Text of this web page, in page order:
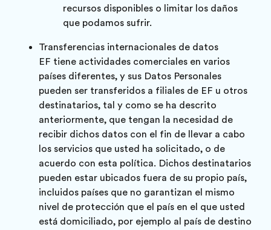
recursos disponibles o limitar los daños
que podamos sufrir.
Transferencias internacionales de datos
EF tiene actividades comerciales en varios
países diferentes, y sus Datos Personales
pueden ser transferidos a filiales de EF u otros
destinatarios, tal y como se ha descrito
anteriormente, que tengan la necesidad de
recibir dichos datos con el fin de llevar a cabo
los servicios que usted ha solicitado, o de
acuerdo con esta política. Dichos destinatarios
pueden estar ubicados fuera de su propio país,
incluidos países que no garantizan el mismo
nivel de protección que el país en el que usted
está domiciliado, por ejemplo al país de destino